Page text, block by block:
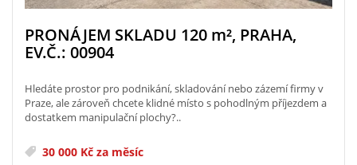
PRONÁJEM SKLADU 120 m², PRAHA,
EV.Č.: 00904
Hledáte prostor pro podnikání, skladování nebo zázemí firmy v
Praze, ale zároveň chcete klidné místo s pohodlným příjezdem a
dostatkem manipulační plochy?..
30 000 Kč za měsíc